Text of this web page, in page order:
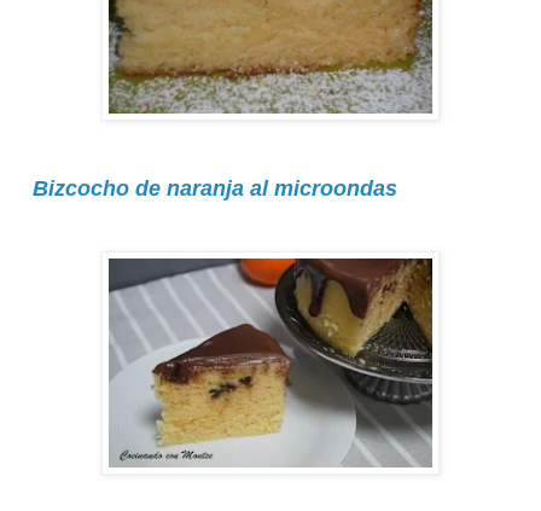
Bizcocho de naranja al microondas